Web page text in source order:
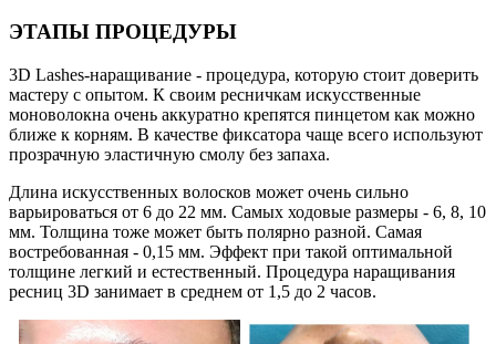
ЭТАПЫ ПРОЦЕДУРЫ
3D Lashes-наращивание - процедура, которую стоит доверить
мастеру с опытом. К своим ресничкам искусственные
моноволокна очень аккуратно крепятся пинцетом как можно
ближе к корням. В качестве фиксатора чаще всего используют
прозрачную эластичную смолу без запаха.
Длина искусственных волосков может очень сильно
варьироваться от 6 до 22 мм. Самых ходовые размеры - 6, 8, 10
мм. Толщина тоже может быть полярно разной. Самая
востребованная - 0,15 мм. Эффект при такой оптимальной
толщине легкий и естественный. Процедура наращивания
ресниц 3D занимает в среднем от 1,5 до 2 часов.